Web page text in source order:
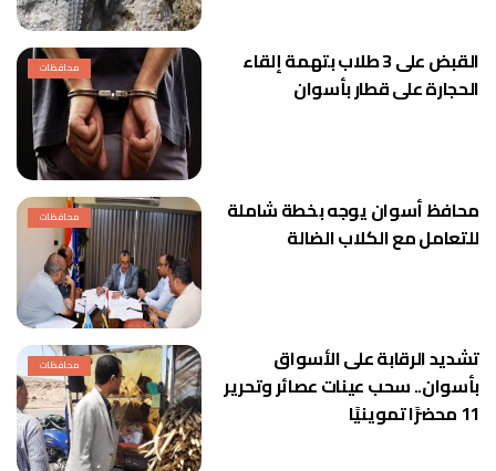
محافظات
القبض على 3 طلاب بتهمة إلقاء
الحجارة على قطار بأسوان
محافظات
محافظ أسوان يوجه بخطة شاملة
للتعامل مع الكلاب الضالة
محافظات
تشديد الرقابة على الأسواق
بأسوان.. سحب عينات عصائر وتحرير
11 محضرًا تموينيًا